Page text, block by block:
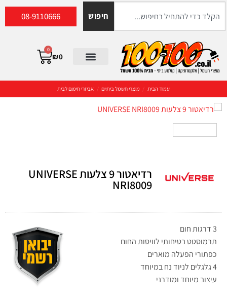
חיפוש 08-9110666
₪0
0
עמוד הבית / מוצרי חשמל ביתיים / אביזרי חימום לבית
רדיאטור 9 צלעות UNIVERSE
NRI8009
3 דרגות חום
תרמוסטט בטיחותי לוויסות החום
כפתורי הפעלה מוארים
4 גלגלים לניוד נח במיוחד
עיצוב מיוחד ומודרני